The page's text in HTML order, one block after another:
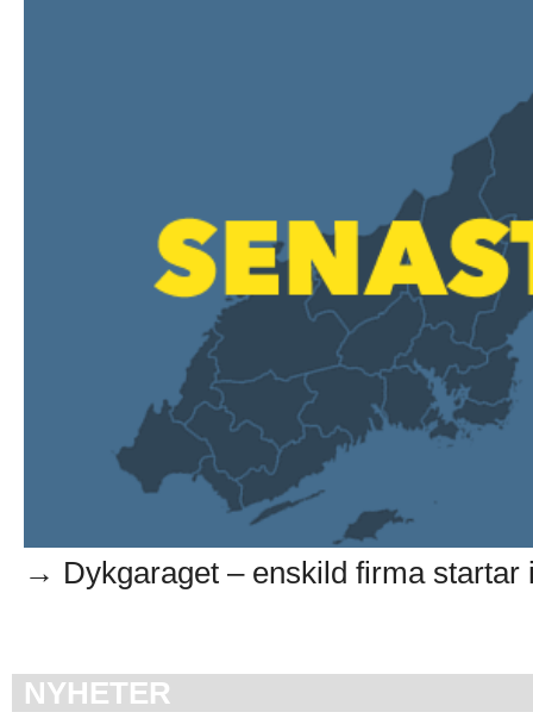
→ Dykgaraget – enskild firma startar
NYHETER